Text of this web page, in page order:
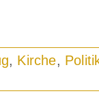
, Kirche,